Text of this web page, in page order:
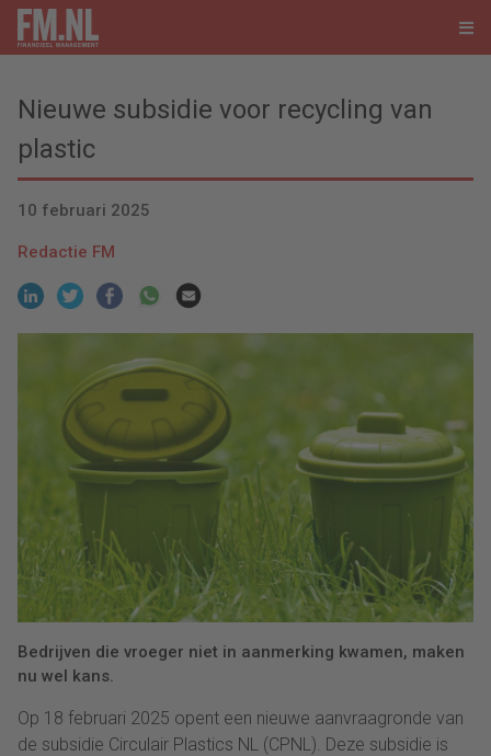
Nieuwe subsidie voor recycling van
plastic
10 februari 2025
Redactie FM
Bedrijven die vroeger niet in aanmerking kwamen, maken
nu wel kans.
Op 18 februari 2025 opent een nieuwe aanvraagronde van
de subsidie Circulair Plastics NL (CPNL). Deze subsidie is